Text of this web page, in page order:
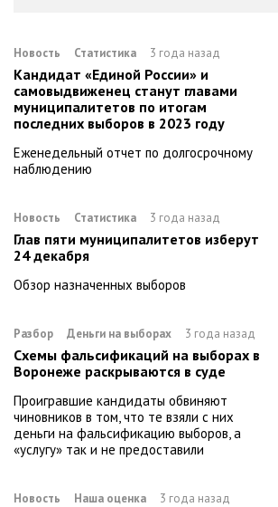
Новость Статистика 3 года назад
Кандидат «Единой России» и
самовыдвиженец станут главами
муниципалитетов по итогам
последних выборов в 2023 году
Еженедельный отчет по долгосрочному
наблюдению
Новость Статистика 3 года назад
Глав пяти муниципалитетов изберут
24 декабря
Обзор назначенных выборов
Разбор Деньги на выборах 3 года назад
Схемы фальсификаций на выборах в
Воронеже раскрываются в суде
Проигравшие кандидаты обвиняют
чиновников в том, что те взяли с них
деньги на фальсификацию выборов, а
«услугу» так и не предоставили
Новость Наша оценка 3 года назад